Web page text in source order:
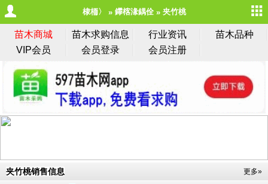
棣栭〉 鑻楁湪鍝佺 夹竹桃
苗木商城 苗木求购信息 行业资讯
苗木品种
VIP会员
会员登录 会员注册
夹竹桃销售信息 更多»